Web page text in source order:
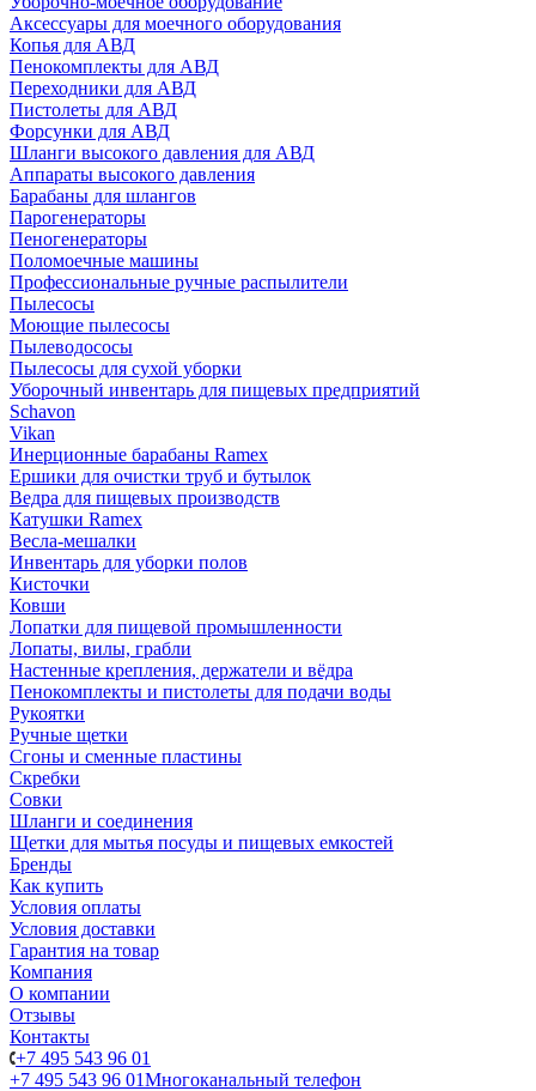
Аксессуары для моечного оборудования
Копья для АВД
Пенокомплекты для АВД
Переходники для АВД
Пистолеты для АВД
Форсунки для АВД
Шланги высокого давления для АВД
Аппараты высокого давления
Барабаны для шлангов
Парогенераторы
Пеногенераторы
Поломоечные машины
Профессиональные ручные распылители
Пылесосы
Моющие пылесосы
Пылеводососы
Пылесосы для сухой уборки
Уборочный инвентарь для пищевых предприятий
Schavon
Vikan
Инерционные барабаны Ramex
Ершики для очистки труб и бутылок
Ведра для пищевых производств
Катушки Ramex
Весла-мешалки
Инвентарь для уборки полов
Кисточки
Ковши
Лопатки для пищевой промышленности
Лопаты, вилы, грабли
Настенные крепления, держатели и вёдра
Пенокомплекты и пистолеты для подачи воды
Рукоятки
Ручные щетки
Сгоны и сменные пластины
Скребки
Совки
Шланги и соединения
Щетки для мытья посуды и пищевых емкостей
Бренды
Как купить
Условия оплаты
Условия доставки
Гарантия на товар
Компания
О компании
Отзывы
Контакты
+7 495 543 96 01
+7 495 543 96 01Многоканальный телефон